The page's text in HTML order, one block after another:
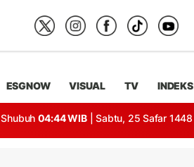
ESGNOW VISUAL TV INDEKS
Shubuh 04:44 WIB | Sabtu, 25 Safar 1448